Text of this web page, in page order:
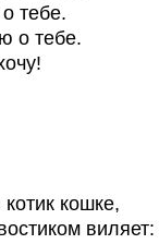
тебе.
о тебе.